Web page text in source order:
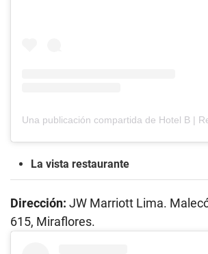
La vista restaurante
Dirección: JW Marriott Lima.
615, Miraflores.